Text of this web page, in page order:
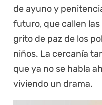
de ayuno y
futuro, que callen
grito de paz de los
niños. La cercanía
que ya no se habla
viviendo un drama.